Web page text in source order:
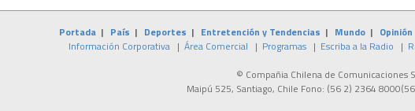
Portada| País | Deportes | Entretención y Tendencias | Mundo| Opinión
Información Corporativa | Área Comercial | Programas | Escriba a la Radio |
© Compañia Chilena de Comunicaciones
Maipú 525, Santiago, Chile Fono: (56 2) 2364 8000